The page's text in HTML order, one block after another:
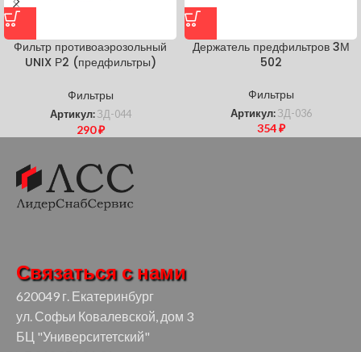
Фильтр противоаэрозольный
UNIX Р2 (предфильтры)
Фильтры
Артикул: ЗД-044
290₽
Держатель предфильтров 3М
502
Фильтры
Артикул: ЗД-036
354₽
Связаться с нами
620049 г. Екатеринбург
ул. Софьи Ковалевской, дом 3
БЦ "Университетский"